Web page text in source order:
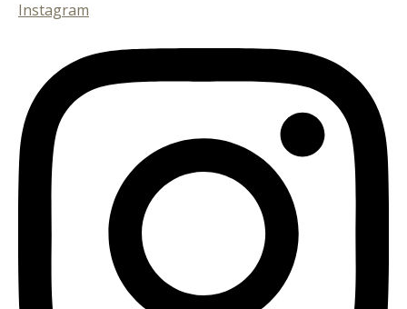
Instagram